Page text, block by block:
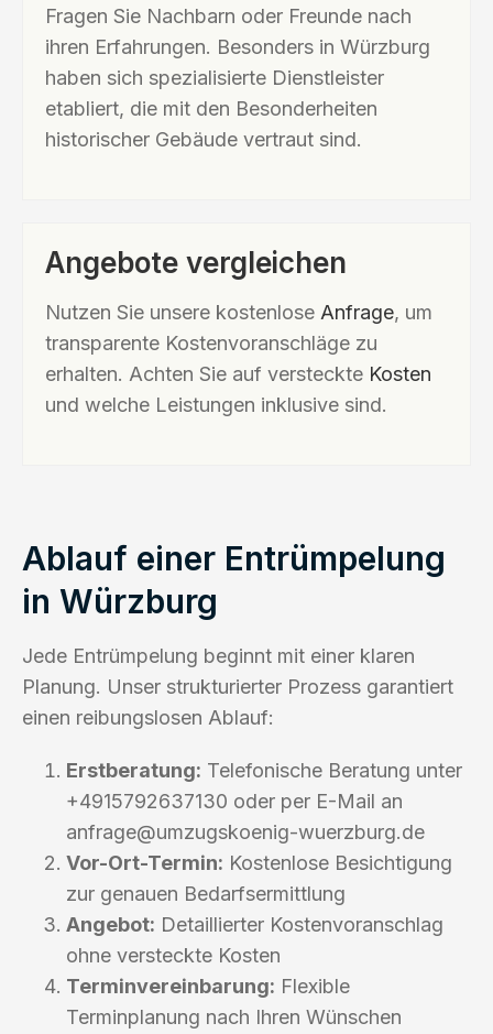
Fragen Sie Nachbarn oder Freunde nach
ihren Erfahrungen. Besonders in Würzburg
haben sich spezialisierte Dienstleister
etabliert, die mit den Besonderheiten
historischer Gebäude vertraut sind.
Angebote vergleichen
Nutzen Sie unsere kostenlose Anfrage, um
transparente Kostenvoranschläge zu
erhalten. Achten Sie auf versteckte Kosten
und welche Leistungen inklusive sind.
Ablauf einer Entrümpelung
in Würzburg
Jede Entrümpelung beginnt mit einer klaren
Planung. Unser strukturierter Prozess garantiert
einen reibungslosen Ablauf:
Erstberatung: Telefonische Beratung unter
+4915792637130 oder per E-Mail an
anfrage@umzugskoenig-wuerzburg.de
Vor-Ort-Termin: Kostenlose Besichtigung
zur genauen Bedarfsermittlung
Angebot: Detaillierter Kostenvoranschlag
ohne versteckte Kosten
Terminvereinbarung: Flexible
Terminplanung nach Ihren Wünschen